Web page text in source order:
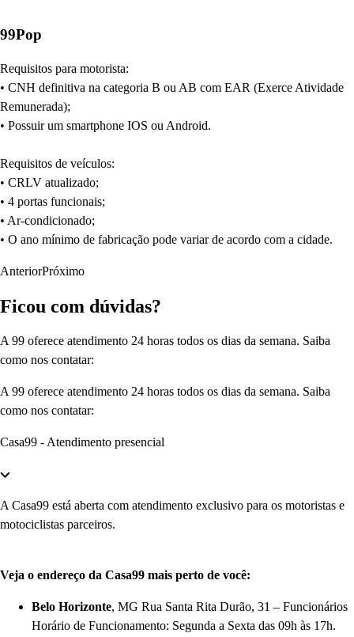
99Pop
Requisitos para motorista:
• CNH definitiva na categoria B ou AB com EAR (Exerce Atividade
Remunerada);
• Possuir um smartphone IOS ou Android.
Requisitos de veículos:
• CRLV atualizado;
• 4 portas funcionais;
• Ar-condicionado;
• O ano mínimo de fabricação pode variar de acordo com a cidade.
AnteriorPróximo
Ficou com dúvidas?
A 99 oferece atendimento 24 horas todos os dias da semana. Saiba
como nos contatar:
A 99 oferece atendimento 24 horas todos os dias da semana. Saiba
como nos contatar:
Casa99 - Atendimento presencial
A Casa99 está aberta com atendimento exclusivo para os motoristas e
motociclistas parceiros.
Veja o endereço da Casa99 mais perto de você:
Belo Horizonte, MG Rua Santa Rita Durão, 31 – Funcionários
Horário de Funcionamento: Segunda a Sexta das 09h às 17h.